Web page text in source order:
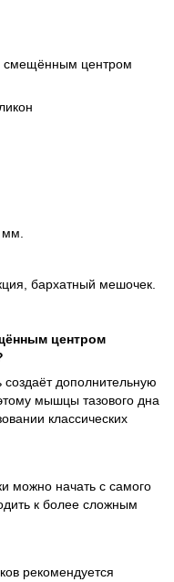
смещённым центром
бархатный мешочек.
центром
дополнительную
мышцы тазового дна
классических
можно начать с самого
к более сложным
рекомендуется